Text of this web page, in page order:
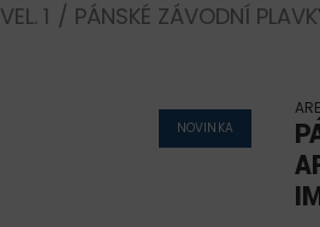
VEL. 1 / PÁNSKÉ ZÁVODNÍ
NOVINKA